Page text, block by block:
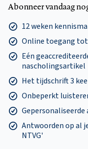
Abonneer vandaag
12 weken
Online toegang
Eén
nascholingsartikel
Het tijdschrift 3
Onbeperkt
Antwoorden op al
NTVG'